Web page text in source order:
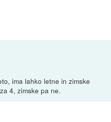
ima lahko letne in zimske
4, zimske pa ne.